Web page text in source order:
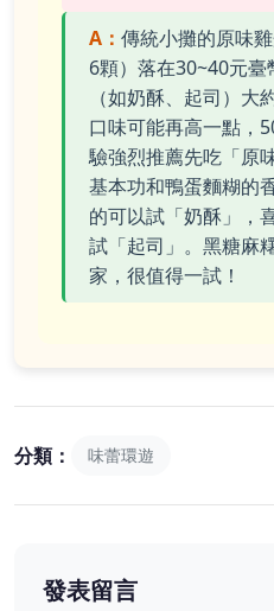
A： 傳統小攤的原味
6顆）落在30~40元
（如奶酥、起司）大
口味可能再高一點，
驗強烈推薦先吃「原
基本功和鴨蛋麵糊的
的可以試「奶酥」，
試「起司」。黑糖麻
家，很值得一試！
分類： 味蕾環遊
發表留言